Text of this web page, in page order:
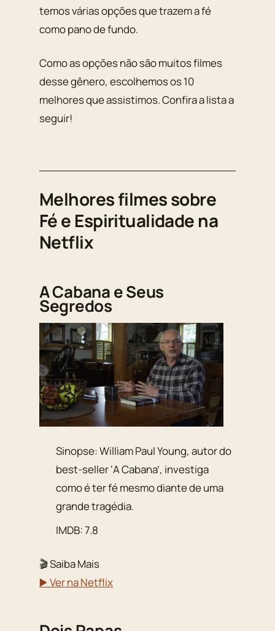
temos várias opções que trazem a fé
como pano de fundo.
Como as opções não são muitos filmes
desse gênero, escolhemos os 10
melhores que assistimos. Confira a lista a
seguir!
Melhores filmes sobre
Fé e Espiritualidade na
Netflix
A Cabana e Seus
Segredos
Sinopse: William Paul Young, autor do
best-seller ‘A Cabana’, investiga
como é ter fé mesmo diante de uma
grande tragédia.
IMDB: 7.8
🎬 Saiba Mais
▶️ Ver na Netflix